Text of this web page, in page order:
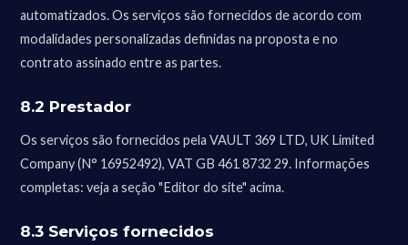
automatizados. Os serviços são fornecidos de acordo com
modalidades personalizadas definidas na proposta e no
contrato assinado entre as partes.
8.2 Prestador
Os serviços são fornecidos pela VAULT 369 LTD, UK Limited
Company (N° 16952492), VAT GB 461 8732 29. Informações
completas: veja a seção "Editor do site" acima.
8.3 Serviços fornecidos